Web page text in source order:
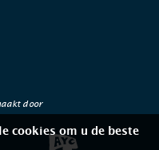
door
cookies om u de beste